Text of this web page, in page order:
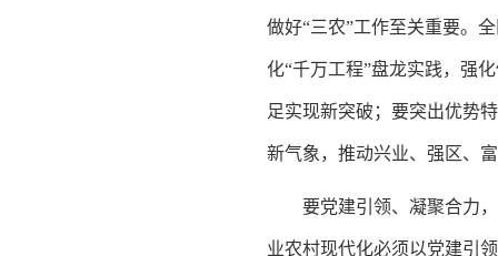
做好“三农”工作至关重要。
化“千万工程”盘龙实践，强
足实现新突破；要突出优势
新气象，推动兴业、强区、
要党建引领、凝聚合力
业农村现代化必须以党建引